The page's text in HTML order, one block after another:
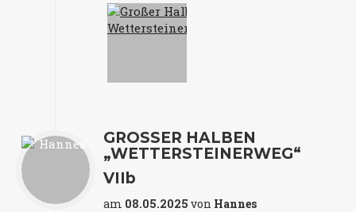
GROSSER HALBEN „
WETTERSTEINERWEG“
VIIb
am 08.05.2025 von Hannes